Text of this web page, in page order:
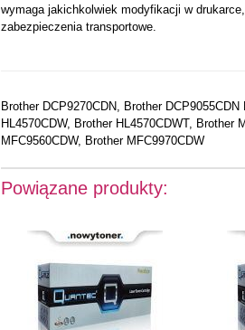
wymaga jakichkolwiek modyfikacji w
zabezpieczenia transportowe.
Brother DCP9270CDN, Brother
HL4570CDW, Brother HL4570CDWT, Brother
MFC9560CDW, Brother MFC9970CDW
Powiązane produkty: